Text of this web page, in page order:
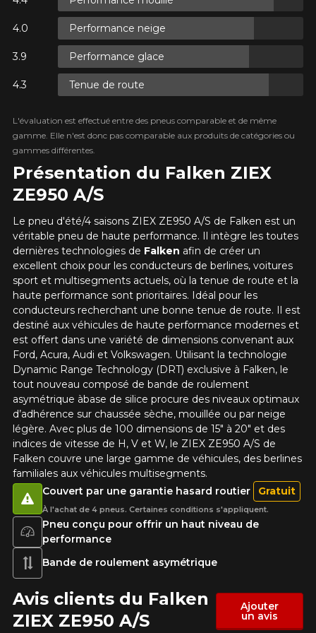
Présentation du Falken ZIEX
ZE950 A/S
Le pneu d'été/4 saisons ZIEX ZE950 A/S de Falken est un
véritable pneu de haute performance. Il intègre les toutes
dernières technologies de Falken afin de créer un
excellent choix pour les conducteurs de berlines, voitures
sport et multisegments actuels, où la tenue de route et la
haute performance sont prioritaires. Idéal pour les
conducteurs recherchant une bonne tenue de route. Il est
destiné aux véhicules de haute performance modernes et
est offert dans une variété de dimensions convenant aux
Ford, Acura, Audi et Volkswagen. Utilisant la technologie
Dynamic Range Technology (DRT) exclusive à Falken, le
tout nouveau composé de bande de roulement
asymétrique àbase de silice procure des niveaux optimaux
d’adhérence sur chaussée sèche, mouillée ou par neige
légère. Avec plus de 100 dimensions de 15" à 20" et des
indices de vitesse de H, V et W, le ZIEX ZE950 A/S de
Falken couvre une large gamme de véhicules, des berlines
familiales aux véhicules multisegments.
Performance neige
Performance glace
Tenue de route
L'évaluation est effectué entre des pneus comparable et de même
gamme. Elle n'est donc pas comparable aux produits de catégories ou
gammes différentes.
Pneu conçu pour offrir un haut niveau de
performance
Bande de roulement asymétrique
Couvert par une garantie hasard routier Gratuit
À l'achat de 4 pneus. Certaines conditions s'appliquent.
Avis clients du Falken
ZIEX ZE950 A/S
Ajouter
un avis